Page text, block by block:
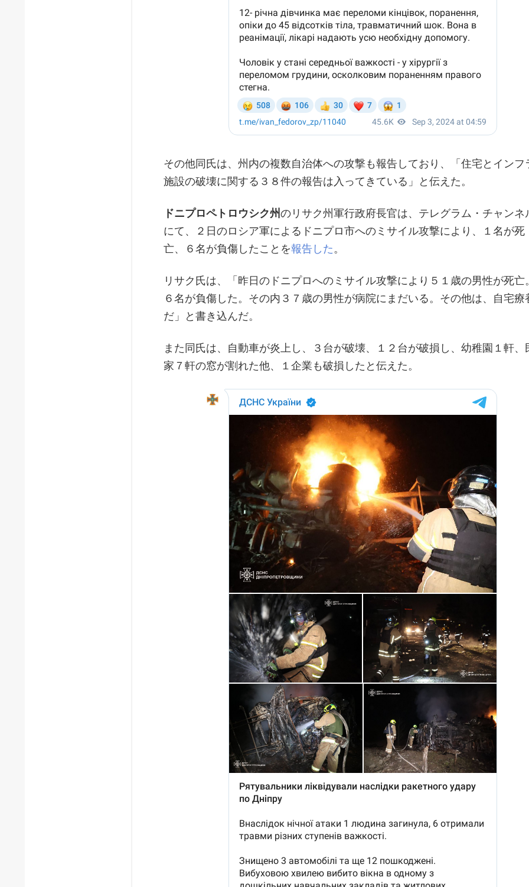
その他同氏は、州内の複数自治体への攻撃も報告しており、「住宅とインフ
施設の破壊に関する３８件の報告は入ってきている」と伝えた。
ドニプロペトロウシク州のリサク州軍行政府長官は、テレグラム・チャンネ
にて、２日のロシア軍によるドニプロ市へのミサイル攻撃により、１名が死
亡、６名が負傷したことを報告した 。
リサク氏は、「昨日のドニプロへのミサイル攻撃により５１歳の男性が死亡。
６名が負傷した。その内３７歳の男性が病院にまだいる。その他は、自宅療
だ」と書き込んだ。
また同氏は、自動車が炎上し、３台が破壊、１２台が破損し、幼稚園１軒、
家７軒の窓が割れた他、１企業も破損したと伝えた。